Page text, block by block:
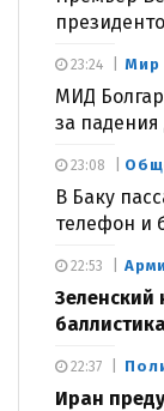
Мир
МИД
за падения
23:24
В Баку
телефон и
23:08
Зеленский
22:53
Иран
22:37